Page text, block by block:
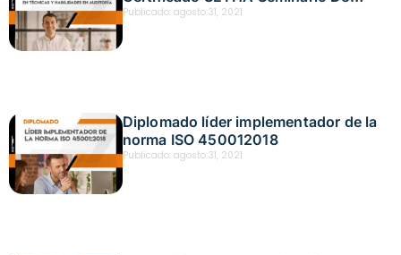
Especialización En Técnicas y
Publicado: agosto 31, 2021
Diplomado líder implementador de la
norma ISO 450012018
Publicado: agosto 31, 2021